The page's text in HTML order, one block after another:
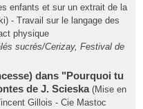
enfants et sur un extrait de la
- Travail sur le langage des
physique
sucrés/Cerizay, Festival de
dans "Pourquoi tu
de J. Scieska(Mise en
Gillois - Cie Mastoc